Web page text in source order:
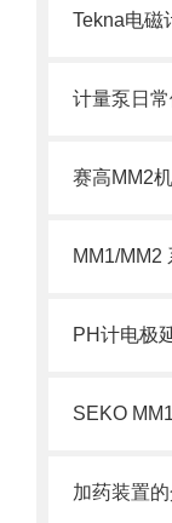
Tekna电磁
计量泵日
赛高MM2
PH计电极
加药装置